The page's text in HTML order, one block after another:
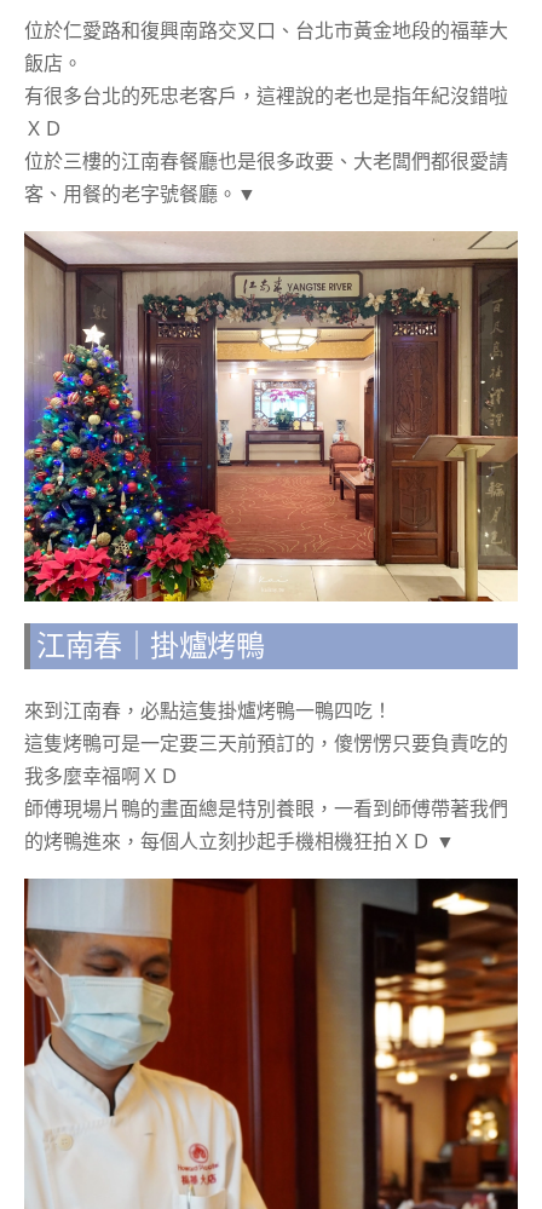
位於仁愛路和復興南路交叉口、台北市黃金地段的福華大
飯店。
有很多台北的死忠老客戶，這裡說的老也是指年紀沒錯啦
ＸＤ
位於三樓的江南春餐廳也是很多政要、大老闆們都很愛請
客、用餐的老字號餐廳。▼
江南春｜掛爐烤鴨
來到江南春，必點這隻掛爐烤鴨一鴨四吃！
這隻烤鴨可是一定要三天前預訂的，傻愣愣只要負責吃的
我多麼幸福啊ＸＤ
師傅現場片鴨的畫面總是特別養眼，一看到師傅帶著我們
的烤鴨進來，每個人立刻抄起手機相機狂拍ＸＤ ▼